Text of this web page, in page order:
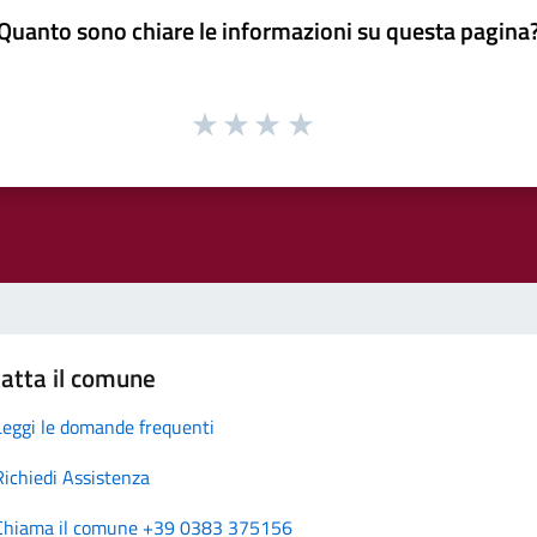
sono chiare le informazioni su questa
il comune
le domande frequenti
Assistenza
il comune +39 0383 375156